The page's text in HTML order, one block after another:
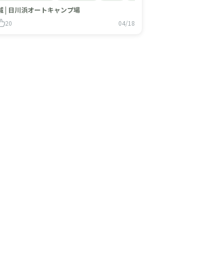
してくれました！黒いプランターの
さなシャベルで真剣に掘り返したり、
| 日川浜オートキャンプ場
20 04/18